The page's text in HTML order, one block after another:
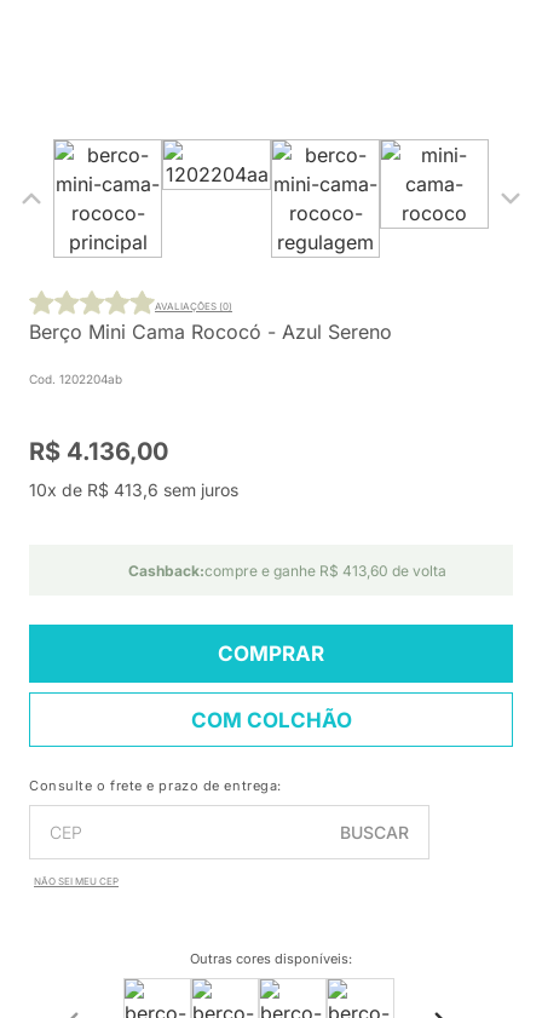
Berço Mini Cama Rococó - Azul Sereno
Cod. 1202204ab
AVALIAÇÕES (0)
R$ 4.136,00
10x de R$ 413,6 sem juros
Cashback:compre e ganhe R$ 413,60 de volta
COMPRAR
COM COLCHÃO
Consulte o frete e prazo de entrega:
BUSCAR
NÃO SEI MEU CEP
Outras cores disponíveis: